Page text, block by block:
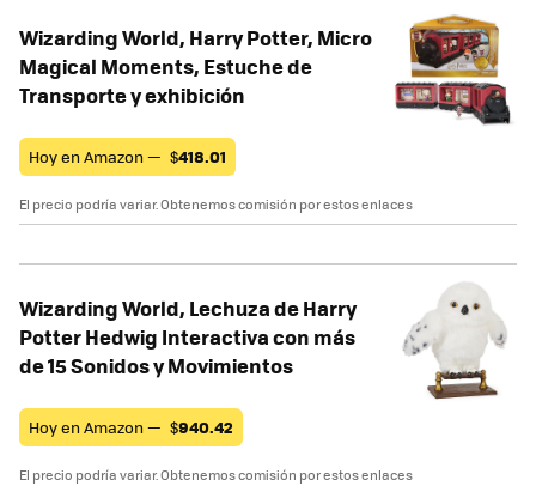
Wizarding World, Harry Potter, Micro
Magical Moments, Estuche de
Transporte y exhibición
Hoy en Amazon — $418.01
El precio podría variar. Obtenemos comisión por estos enlaces
Wizarding World, Lechuza de Harry
Potter Hedwig Interactiva con más
de 15 Sonidos y Movimientos
Hoy en Amazon — $940.42
El precio podría variar. Obtenemos comisión por estos enlaces